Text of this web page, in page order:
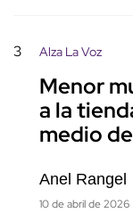
3 Alza La Voz
Menor
a la
medio
Anel Rangel
10 de abril de 2026